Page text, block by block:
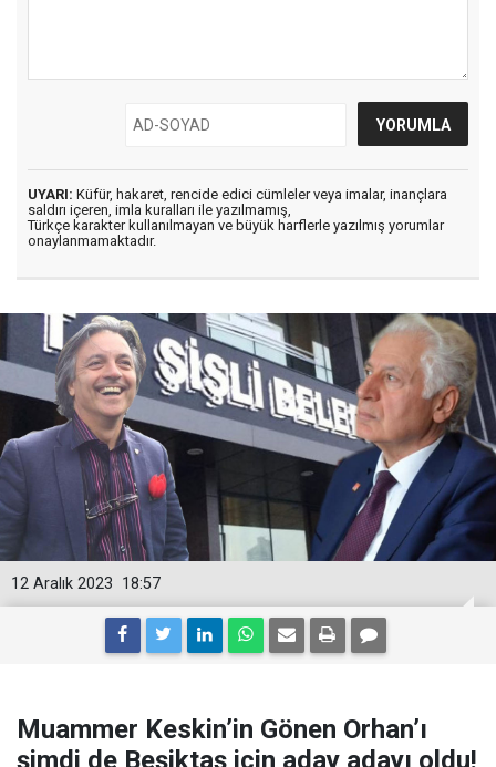
UYARI: Küfür, hakaret, rencide edici cümleler veya imalar, inançlara
saldırı içeren, imla kuralları ile yazılmamış,
Türkçe karakter kullanılmayan ve büyük harflerle yazılmış yorumlar
onaylanmamaktadır.
18:57
12 Aralık 2023
Muammer Keskin’in Gönen Orhan’ı
şimdi de Beşiktaş için aday adayı oldu!